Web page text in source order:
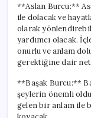
**Aslan Burcu:**
ile dolacak ve
olarak
yardımcı olacak.
onurlu ve anlam
gerektiğine dair
**Başak Burcu:**
şeylerin önemli
gelen bir anlam ile